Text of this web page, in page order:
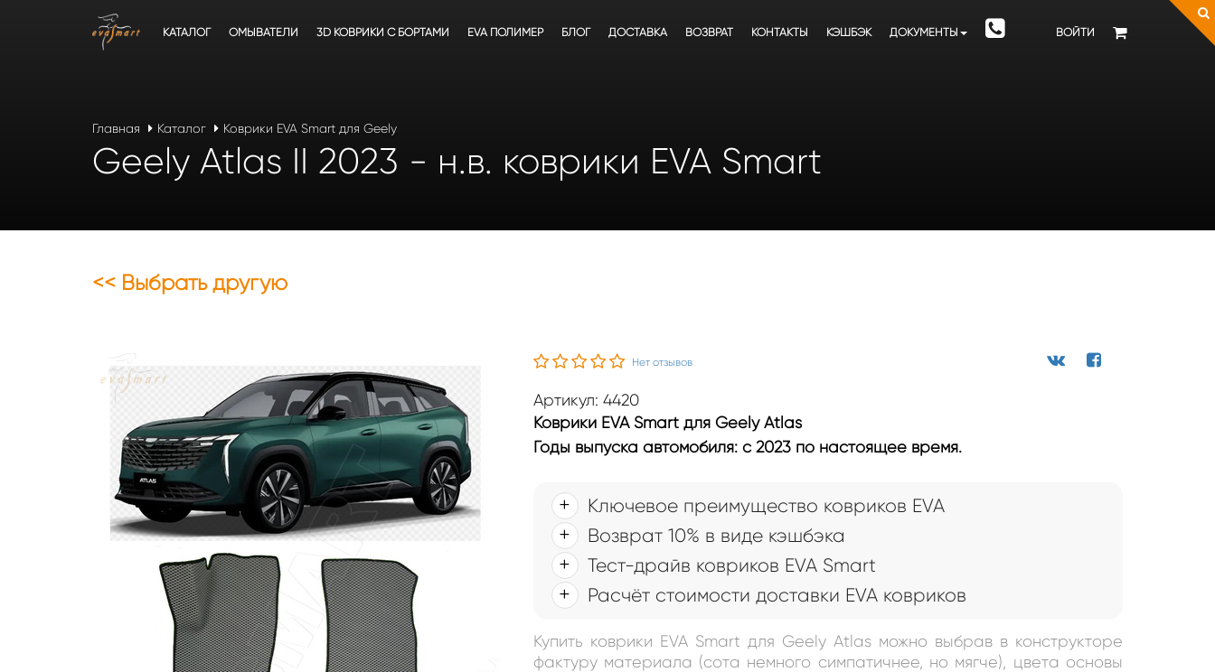
ВОЙТИ
КАТАЛОГ ОМЫВАТЕЛИ 3D КОВРИКИ C БОРТАМИ EVA ПОЛИМЕР БЛОГ ДОСТАВКА ВОЗВРАТ КОНТАКТЫ КЭШБЭК ДОКУМЕНТЫ
Главная Каталог Коврики EVA Smart для Geely
Geely Atlas II 2023 - н.в. коврики EVA Smart
<< Выбрать другую
Нет отзывов
Артикул: 4420
Коврики EVA Smart для Geely Atlas
Годы выпуска автомобиля: с 2023 по настоящее время.
Ключевое преимущество ковриков EVA
Возврат 10% в виде кэшбэка
Тест-драйв ковриков EVA Smart
Расчёт стоимости доставки EVA ковриков
Купить коврики EVA Smart для Geely Atlas можно выбрав в конструкторе
фактуру материала (сота немного симпатичнее, но мягче), цвета основы